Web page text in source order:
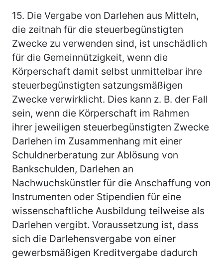
15. Die Vergabe von Darlehen aus Mitteln,
die zeitnah für die steuerbegünstigten
Zwecke zu verwenden sind, ist unschädlich
für die Gemeinnützigkeit, wenn die
Körperschaft damit selbst unmittelbar ihre
steuerbegünstigten satzungsmäßigen
Zwecke verwirklicht. Dies kann z. B. der Fall
sein, wenn die Körperschaft im Rahmen
ihrer jeweiligen steuerbegünstigten Zwecke
Darlehen im Zusammenhang mit einer
Schuldnerberatung zur Ablösung von
Bankschulden, Darlehen an
Nachwuchskünstler für die Anschaffung von
Instrumenten oder Stipendien für eine
wissenschaftliche Ausbildung teilweise als
Darlehen vergibt. Voraussetzung ist, dass
sich die Darlehensvergabe von einer
gewerbsmäßigen Kreditvergabe dadurch